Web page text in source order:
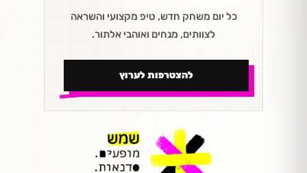
כל יום משחק חדש, טיפ מקצועי והשראה
לצוותים, מנחים ואוהבי אלתור.
להצטרפות לערוץ